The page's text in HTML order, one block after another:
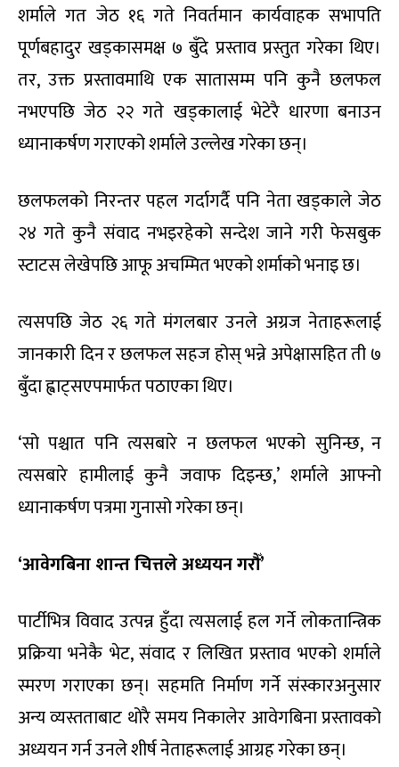
शर्माले गत जेठ १६ गते निवर्तमान कार्यवाहक सभापति
पूर्णबहादुर खड्कासमक्ष ७ बुँदे प्रस्ताव प्रस्तुत गरेका थिए।
तर, उक्त प्रस्तावमाथि एक सातासम्म पनि कुनै छलफल
नभएपछि जेठ २२ गते खड्कालाई भेटेरै धारणा बनाउन
ध्यानाकर्षण गराएको शर्माले उल्लेख गरेका छन्।
छलफलको निरन्तर पहल गर्दागर्दै पनि नेता खड्काले जेठ
२४ गते कुनै संवाद नभइरहेको सन्देश जाने गरी फेसबुक
स्टाटस लेखेपछि आफू अचम्मित भएको शर्माको भनाइ छ।
त्यसपछि जेठ २६ गते मंगलबार उनले अग्रज नेताहरूलाई
जानकारी दिन र छलफल सहज होस् भन्ने अपेक्षासहित ती ७
बुँदा ह्वाट्सएपमार्फत पठाएका थिए।
‘सो पश्चात पनि त्यसबारे न छलफल भएको सुनिन्छ, न
त्यसबारे हामीलाई कुनै जवाफ दिइन्छ,’ शर्माले आफ्नो
ध्यानाकर्षण पत्रमा गुनासो गरेका छन्।
‘आवेगबिना शान्त चित्तले अध्ययन गरौँ’
पार्टीभित्र विवाद उत्पन्न हुँदा त्यसलाई हल गर्ने लोकतान्त्रिक
प्रक्रिया भनेकै भेट, संवाद र लिखित प्रस्ताव भएको शर्माले
स्मरण गराएका छन्। सहमति निर्माण गर्ने संस्कारअनुसार
अन्य व्यस्तताबाट थोरै समय निकालेर आवेगबिना प्रस्तावको
अध्ययन गर्न उनले शीर्ष नेताहरूलाई आग्रह गरेका छन्।